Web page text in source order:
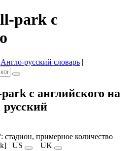
park с
Англо-русский словарь |
с английского на
русский
': стадион, примерное количество
US
UK